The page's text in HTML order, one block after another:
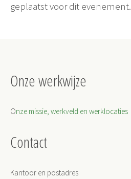
geplaatst voor dit evenement.
Onze werkwijze
Onze missie, werkveld en werklocaties
Contact
Kantoor en postadres